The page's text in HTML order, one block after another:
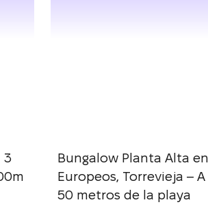
3
Bungalow Planta Alta
Europeos, Torrevieja –
50 metros de la playa